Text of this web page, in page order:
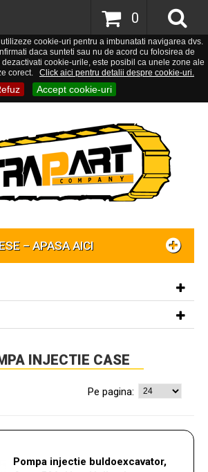
cookie-uri pentru a imbunatati navigarea dvs.
daca sunteti sau nu de acord cu folosirea de
cookie-urile, este posibil ca unele zone ale
corect.
Click aici pentru detalii despre cookie-uri.
Accept cookie-uri
0
– APASA AICI
INJECTIE CASE
Pe pagina:
Pompa injectie buldoexcavator,